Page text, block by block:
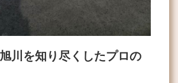
川を知り尽くしたプロの